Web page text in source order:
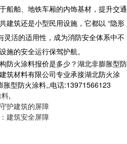
船舶、地铁车厢的内饰基材，提升交通
建筑还是小型民用设施，它都以 “隐形
灵活的适用性，成为消防安全体系中不
施的安全运行保驾护航。
防火涂料报价是多少？湖北非膨胀型防
筑材料有限公司专业承接湖北防火涂
型防火涂料,,电话:13971566123
,
护建筑的屏障
建筑安全屏障